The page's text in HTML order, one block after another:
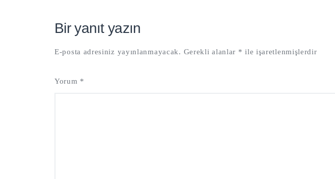
Bir yanıt yazın
E-posta adresiniz yayınlanmayacak. Gerekli alanlar * ile işaretlenmişlerdir
Yorum *